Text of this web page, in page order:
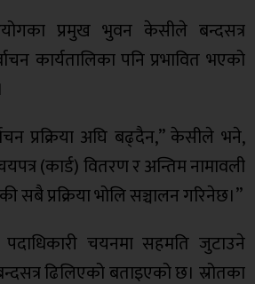
प्रमुख भुवन केसीले बन्दसत्र
कार्यतालिका पनि प्रभावित भएको
प्रक्रिया अघि बढ्दैन,” केसीले भने,
(कार्ड) वितरण र अन्तिम नामावली
सबै प्रक्रिया भोलि सञ्चालन गरिनेछ।”
चयनमा सहमति जुटाउने
ढिलिएको बताइएको छ। स्रोतका